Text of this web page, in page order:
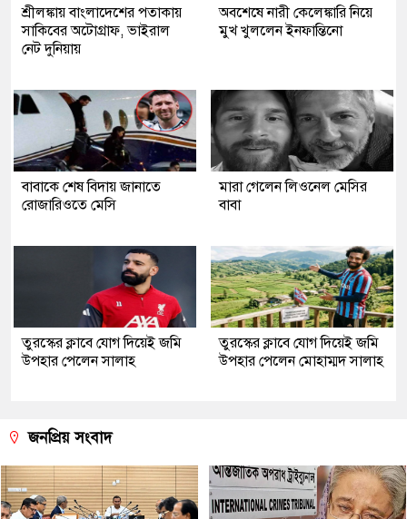
শ্রীলঙ্কায় বাংলাদেশের পতাকায়
সাকিবের অটোগ্রাফ, ভাইরাল
নেট দুনিয়ায়
অবশেষে নারী কেলেঙ্কারি নিয়ে
মুখ খুললেন ইনফান্তিনো
বাবাকে শেষ বিদায় জানাতে
রোজারিওতে মেসি
মারা গেলেন লিওনেল মেসির
বাবা
তুরস্কের ক্লাবে যোগ দিয়েই জমি
উপহার পেলেন সালাহ
তুরস্কের ক্লাবে যোগ দিয়েই জমি
উপহার পেলেন মোহাম্মদ সালাহ
জনপ্রিয় সংবাদ